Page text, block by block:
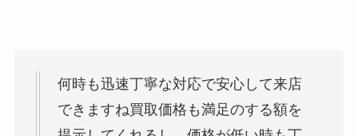
何時も迅速丁寧な対応で安心して来店
できますね買取価格も満足のする額を